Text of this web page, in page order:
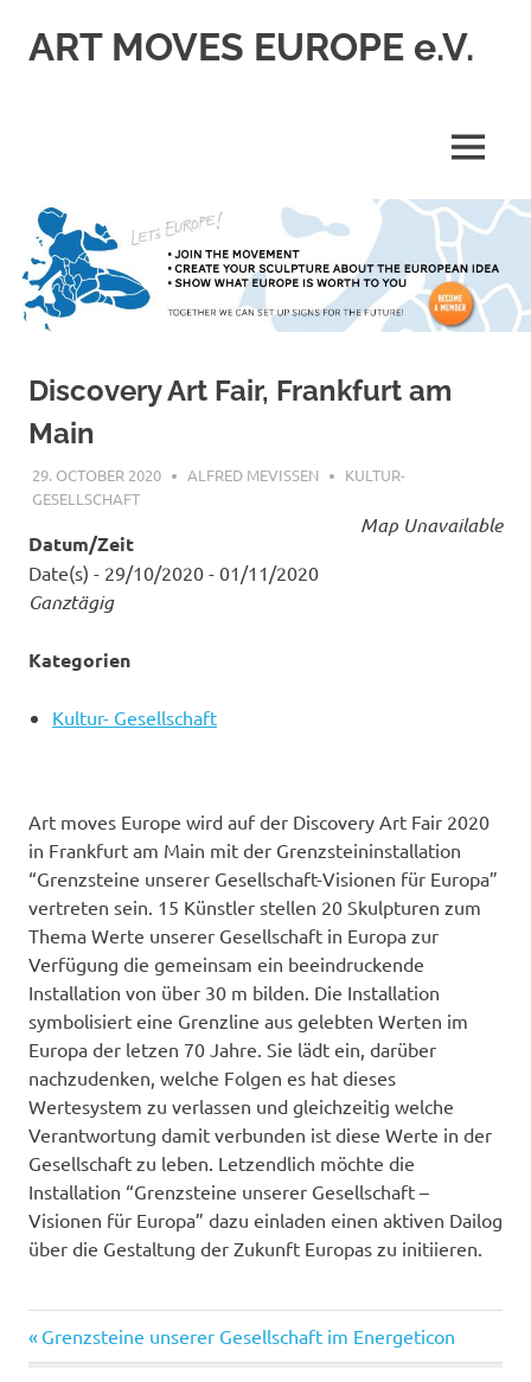
ART MOVES EUROPE e.V.
MENU
Discovery Art Fair, Frankfurt am
Main
29. OCTOBER 2020 ALFRED MEVISSEN
KULTUR-
GESELLSCHAFT
Map Unavailable
Datum/Zeit
Date(s) - 29/10/2020 - 01/11/2020
Ganztägig
Kategorien
Kultur- Gesellschaft
Art moves Europe wird auf der Discovery Art Fair 2020
in Frankfurt am Main mit der Grenzsteininstallation
“Grenzsteine unserer Gesellschaft-Visionen für Europa”
vertreten sein. 15 Künstler stellen 20 Skulpturen zum
Thema Werte unserer Gesellschaft in Europa zur
Verfügung die gemeinsam ein beeindruckende
Installation von über 30 m bilden. Die Installation
symbolisiert eine Grenzline aus gelebten Werten im
Europa der letzen 70 Jahre. Sie lädt ein, darüber
nachzudenken, welche Folgen es hat dieses
Wertesystem zu verlassen und gleichzeitig welche
Verantwortung damit verbunden ist diese Werte in der
Gesellschaft zu leben. Letzendlich möchte die
Installation “Grenzsteine unserer Gesellschaft –
Visionen für Europa” dazu einladen einen aktiven Dailog
über die Gestaltung der Zukunft Europas zu initiieren.
Post
Previous
Post:
Grenzsteine unserer Gesellschaft im Energeticon